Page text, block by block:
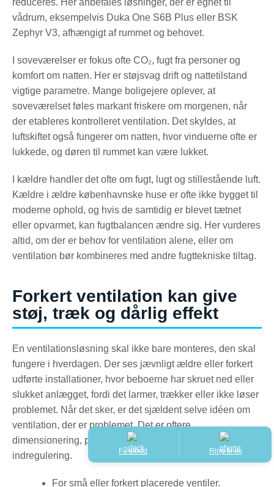
reduceres. Her anbefales løsninger, der er egnet til
vådrum, eksempelvis Duka One S6B Plus eller BSK
Zephyr V3, afhængigt af rummet og behovet.
I soveværelser er fokus ofte CO₂, fugt fra personer og
komfort om natten. Her er støjsvag drift og nattetilstand
vigtige parametre. Mange boligejere oplever, at
soveværelset føles markant friskere om morgenen, når
der etableres kontrolleret ventilation. Det skyldes, at
luftskiftet også fungerer om natten, hvor vinduerne ofte er
lukkede, og døren til rummet kan være lukket.
I kældre handler det ofte om fugt, lugt og stillestående luft.
Kældre i ældre københavnske huse er ofte ikke bygget til
moderne ophold, og hvis de samtidig er blevet tætnet
eller opvarmet, kan fugtbalancen ændre sig. Her vurderes
altid, om der er behov for ventilation alene, eller om
ventilation bør kombineres med andre fugttekniske tiltag.
Forkert ventilation kan give
støj, træk og dårlig effekt
En ventilationsløsning skal ikke bare monteres, den skal
fungere i hverdagen. Der ses jævnligt ældre eller forkert
udførte installationer, hvor beboerne har skruet ned eller
slukket anlægget, fordi det larmer, trækker eller ikke løser
problemet. Når det sker, er det sjældent selve idéen om
ventilation, der er problemet. Det er oftere
dimensionering, placering, luftveje eller manglende
indregulering.
For små eller forkert placerede ventiler.
Få tilbud Ring til os